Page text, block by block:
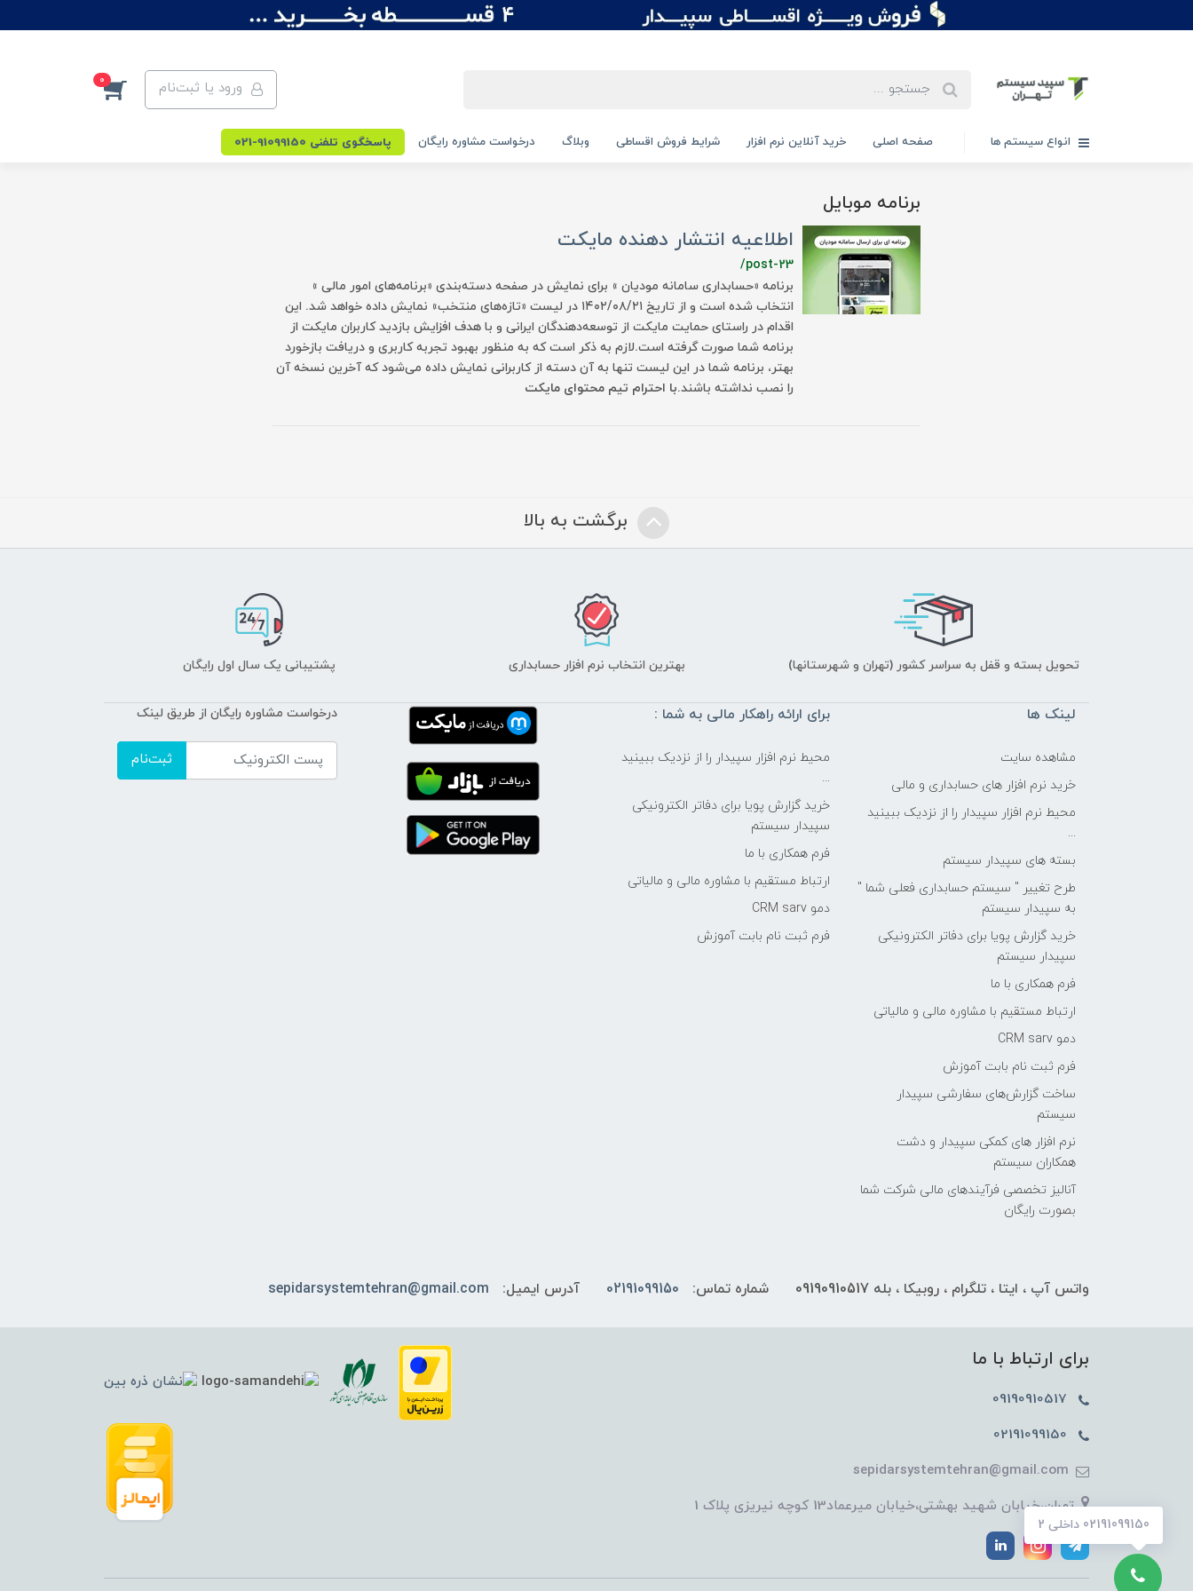
ورود یا ثبت‌نام 0
انواع سیستم ها صفحه اصلی خرید آنلاین نرم افزار شرایط فروش اقساطی وبلاگ درخواست مشاوره رایگان پاسخگوی تلفنی 91099150-021
برنامه موبایل
اطلاعیه انتشار دهنده مایکت
/post-23
برنامه «حسابداری سامانه مودیان » برای نمایش در صفحه دسته‌بندی «برنامه‌های امور مالی »
انتخاب شده است و از تاریخ ۱۴۰۲/۰۸/۲۱ در لیست «تازه‌های منتخب» نمایش داده خواهد شد. این
اقدام در راستای حمایت مایکت از توسعه‌دهندگان ایرانی و با هدف افزایش بازدید کاربران مایکت از
برنامه شما صورت گرفته است.لازم به ذکر است که به منظور بهبود تجربه کاربری و دریافت بازخورد
بهتر، برنامه شما در این لیست تنها به آن دسته از کاربرانی نمایش داده می‌شود که آخرین نسخه آن
را نصب نداشته باشند.با احترام تیم محتوای مایکت
برگشت به بالا
تحویل بسته و قفل به سراسر کشور (تهران و شهرستانها) بهترین انتخاب نرم افزار حسابداری پشتیبانی یک سال اول رایگان
لینک ها
مشاهده سایت
خرید نرم افزار های حسابداری و مالی
محیط نرم افزار سپیدار را از نزدیک ببینید
...
بسته های سپیدار سیستم
طرح تغییر " سیستم حسابداری فعلی شما "
به سپیدار سیستم
خرید گزارش پویا برای دفاتر الکترونیکی
سپیدار سیستم
فرم همکاری با ما
ارتباط مستقیم با مشاوره مالی و مالیاتی
دمو CRM sarv
فرم ثبت نام بابت آموزش
ساخت گزارش‌های سفارشی سپیدار
سیستم
نرم افزار های کمکی سپیدار و دشت
همکاران سیستم
آنالیز تخصصی فرآیندهای مالی شرکت شما
بصورت رایگان
برای ارائه راهکار مالی به شما :
محیط نرم افزار سپیدار را از نزدیک ببینید
...
خرید گزارش پویا برای دفاتر الکترونیکی
سپیدار سیستم
فرم همکاری با ما
ارتباط مستقیم با مشاوره مالی و مالیاتی
دمو CRM sarv
فرم ثبت نام بابت آموزش
درخواست مشاوره رایگان از طریق لینک
ثبت‌نام
واتس آپ ، ایتا ، تلگرام ، روبیکا ، بله 09190910517 شماره تماس: 02191099150 آدرس ایمیل: sepidarsystemtehran@gmail.com
برای ارتباط با ما
sepidarsystemtehran@gmail.com
تهران،خیابان شهید بهشتی،خیابان میرعماد13 کوچه نیریزی پلاک 1
02191099150 داخلی 2